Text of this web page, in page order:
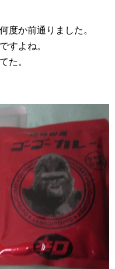
度か前通りました。
すよね。
た。